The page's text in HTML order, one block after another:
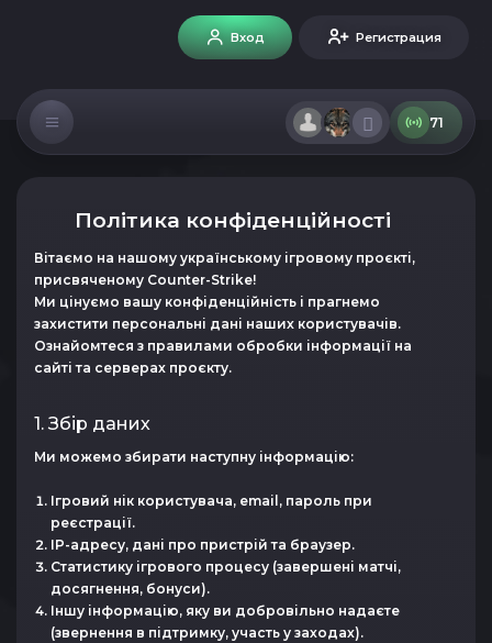
Вход Регистрация
71
Політика конфіденційності
Вітаємо на нашому українському ігровому проєкті,
присвяченому Counter-Strike!
Ми цінуємо вашу конфіденційність і прагнемо
захистити персональні дані наших користувачів.
Ознайомтеся з правилами обробки інформації на
сайті та серверах проєкту.
1. Збір даних
Ми можемо збирати наступну інформацію:
Ігровий нік користувача, email, пароль при
реєстрації.
IP-адресу, дані про пристрій та браузер.
Статистику ігрового процесу (завершені матчі,
досягнення, бонуси).
Іншу інформацію, яку ви добровільно надаєте
(звернення в підтримку, участь у заходах).